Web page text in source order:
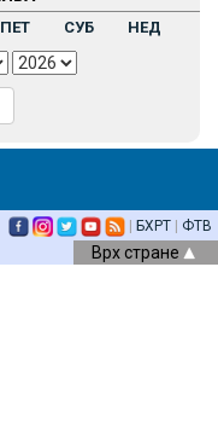
ПЕТ СУБ НЕД
| БХРТ | ФТВ
Врх стране